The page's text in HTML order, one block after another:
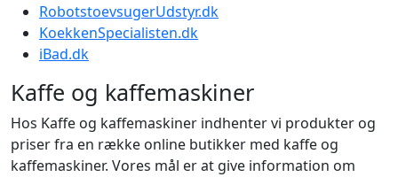
RobotstoevsugerUdstyr.dk
KoekkenSpecialisten.dk
iBad.dk
Kaffe og kaffemaskiner
Hos Kaffe og kaffemaskiner indhenter vi produkter og
priser fra en række online butikker med kaffe og
kaffemaskiner. Vores mål er at give information om